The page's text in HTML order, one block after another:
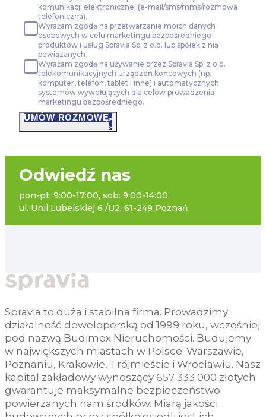
komunikacji elektronicznej (e-mail/sms/mms/rozmowa
telefoniczna).
Wyrażam zgodę na przetwarzanie moich danych
osobowych w celu marketingu bezpośredniego
produktów i usług Spravia Sp. z o.o. lub spółek z nią
powiązanych.
Wyrażam zgodę na używanie przez Spravia Sp. z o.o.
telekomunikacyjnych urządzeń końcowych (np.
komputer, telefon, tablet i inne) i automatycznych
systemów wywołujących dla celów prowadzenia
marketingu bezpośredniego.
UMÓW ROZMOWĘ
Odwiedź nas
pon-pt: 9:00-17:00, sob: 9:00-14:00
ul. Unii Lubelskiej 6 /U2, 61-249 Poznań
Spravia to duża i stabilna firma. Prowadzimy
działalność deweloperską od 1999 roku, wcześniej
pod nazwą Budimex Nieruchomości. Budujemy
w największych miastach w Polsce: Warszawie,
Poznaniu, Krakowie, Trójmieście i Wrocławiu. Nasz
kapitał zakładowy wynoszący 657 333 000 złotych
gwarantuje maksymalne bezpieczeństwo
powierzanych nam środków. Miarą jakości